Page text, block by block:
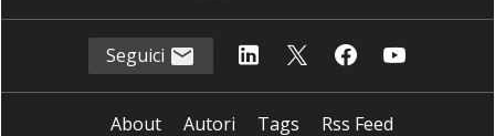
Seguici
About Autori Tags
Rss Feed